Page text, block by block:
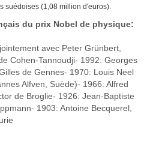
suédoises (1,08 million d'euros).
du prix Nobel de physique:
avec Peter Grünbert,
Cohen-Tannoudji- 1992: Georges
de Gennes- 1970: Louis Neel
Alfven, Suède)- 1966: Alfred
de Broglie- 1926: Jean-Baptiste
1903: Antoine Becquerel,